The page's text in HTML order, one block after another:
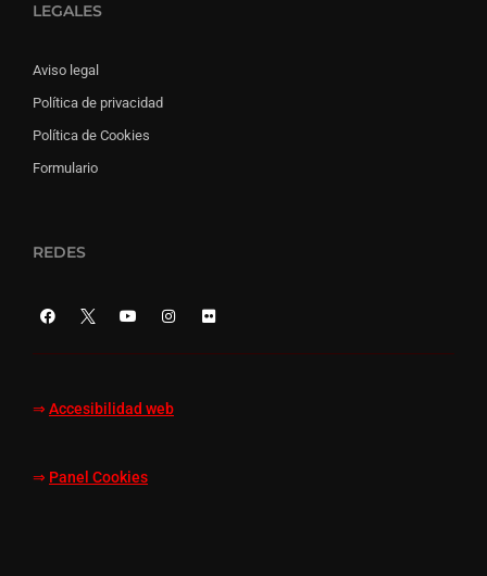
LEGALES
Aviso legal
Política de privacidad
Política de Cookies
Formulario
REDES
⇒ Accesibilidad web
⇒ Panel Cookies